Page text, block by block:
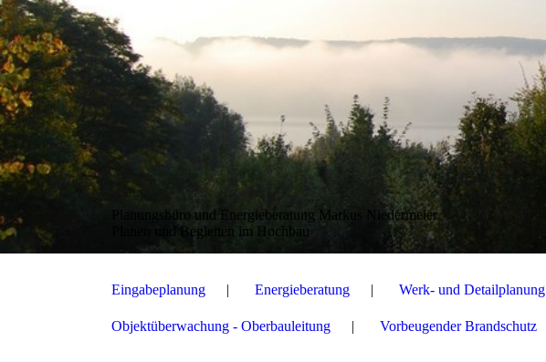
Planungsbüro und Energieberatung Markus Niedermeier
Planen und Begleiten im Hochbau
Eingabeplanung Energieberatung Werk- und Detailplanung
Objektüberwachung - Oberbauleitung Vorbeugender Brandschutz